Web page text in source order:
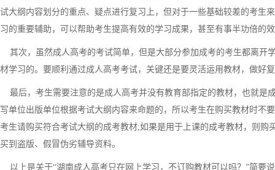
试大纲内容划分的重点、疑点进行复习上，但对于一些基础较差的考生
习的重要辅助，可以帮助考生提高有效的学习成果，甚至有事半功倍的
其次，虽然成人高考的考试简单，但是大部分参加成考的考生都离开
材学习的。要顺利通过成人高考考试，关键还是要灵活运用教材，做好
最后，考生需要注意的是成人高考并没有教育部指定的教材，也就是
写单位出版单位根据考试大纲内容来命题的，所以考生在购买教材时不
考生请购买符合考试大纲的成考教材;如果是用于上课的成考教材，则
买到盗版、假冒伪劣辅导资料。
以上是关于“湖南成人高考只在网上学习，不订购教材可以吗？”简要